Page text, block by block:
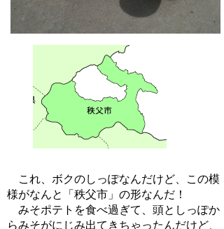
これ、ボクのしっぽなんだけど、この模
様がなんと「秩父市」の形なんだ！
みそポテトを食べ過ぎて、頭としっぽか
らみそがにじみ出てきちゃったんだけど、